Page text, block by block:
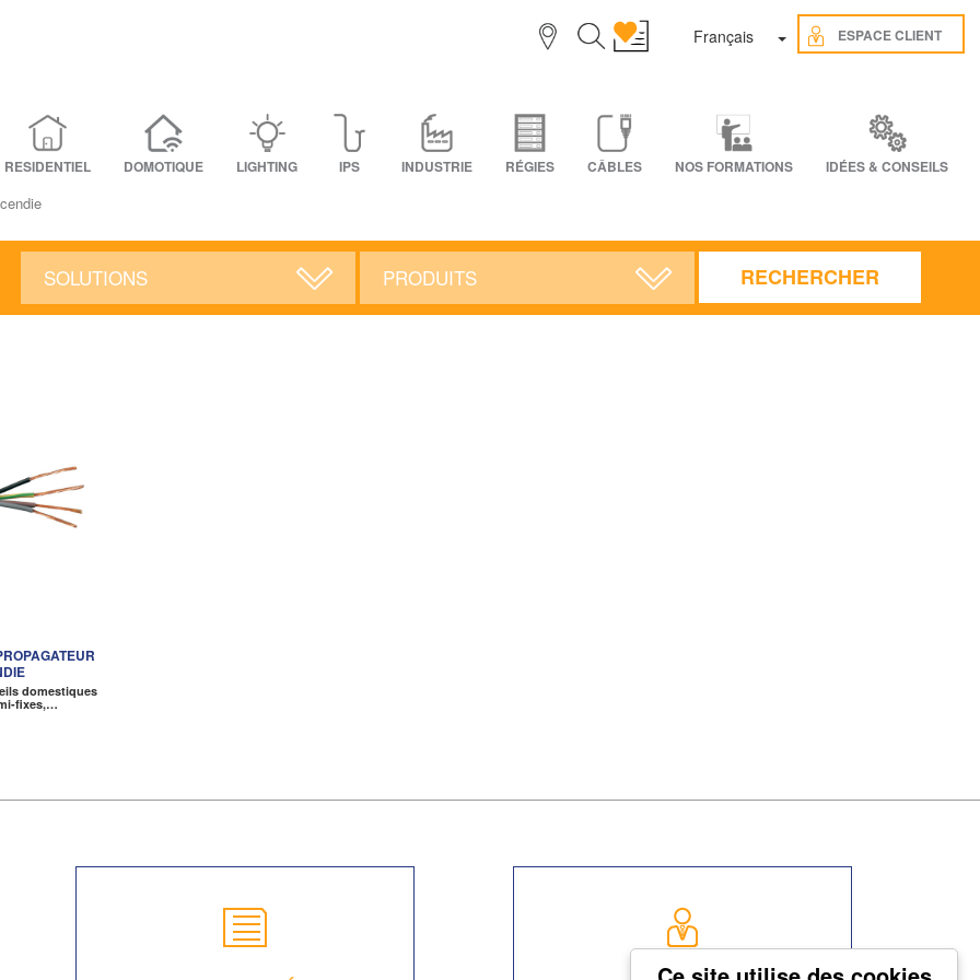
Français Toggle Dropdown
ESPACE CLIENT
RESIDENTIEL DOMOTIQUE LIGHTING IPS INDUSTRIE RÉGIES CÂBLES NOS FORMATIONS IDÉES & CONSEILS
RECHERCHER
domestiques
fixes,…